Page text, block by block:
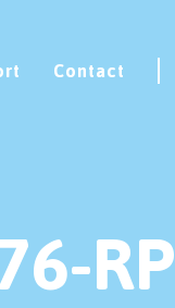
Contact
RP